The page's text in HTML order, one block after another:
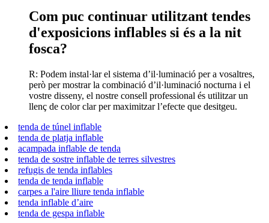
Com puc continuar utilitzant tendes
d'exposicions inflables si és a la nit
fosca?
R: Podem instal·lar el sistema d’il·luminació per a vosaltres,
però per mostrar la combinació d’il·luminació nocturna i el
vostre disseny, el nostre consell professional és utilitzar un
llenç de color clar per maximitzar l’efecte que desitgeu.
tenda de túnel inflable
tenda de platja inflable
acampada inflable de tenda
tenda de sostre inflable de terres silvestres
refugis de tenda inflables
tenda de tenda inflable
carpes a l'aire lliure tenda inflable
tenda inflable d’aire
tenda de gespa inflable